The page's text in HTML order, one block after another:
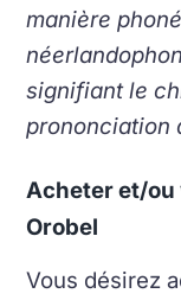
manière
signifiant le
prononciation
Acheter et/ou
Orobel
Vous désirez